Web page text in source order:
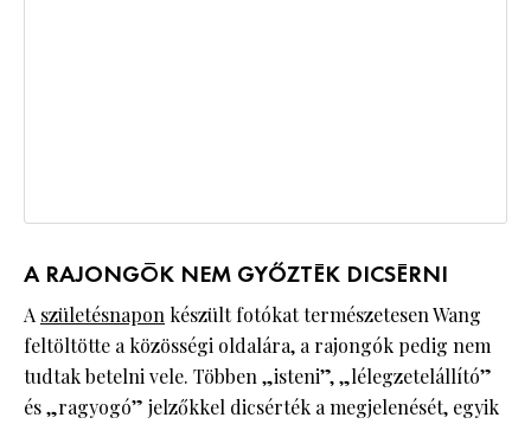
A RAJONGÓK NEM GYŐZTÉK DICSÉRNI
A születésnapon készült fotókat természetesen Wang
feltöltötte a közösségi oldalára, a rajongók pedig nem
tudtak betelni vele. Többen „isteni”, „lélegzetelállító”
és „ragyogó” jelzőkkel dicsérték a megjelenését, egyik